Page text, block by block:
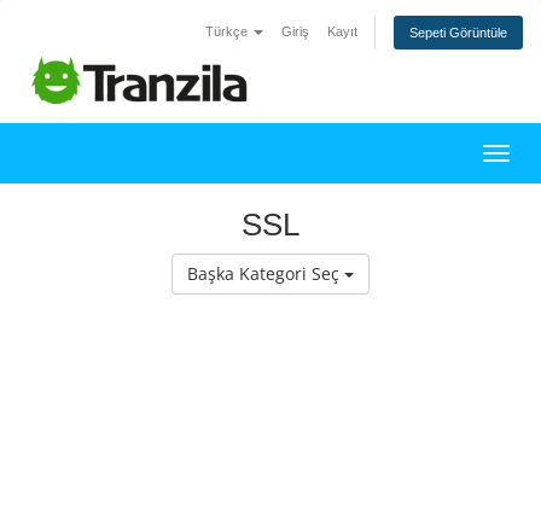
Türkçe Giriş Kayıt Sepeti Görüntüle
SSL
Başka Kategori Seç